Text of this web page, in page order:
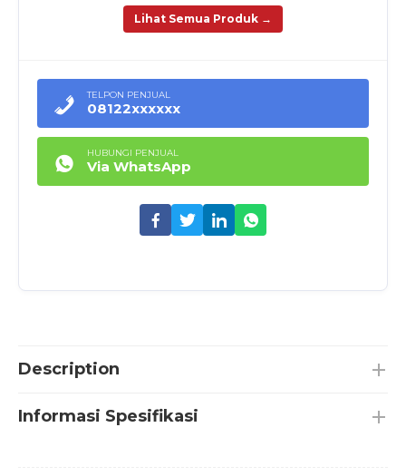
Lihat Semua Produk →
TELPON PENJUAL
08122xxxxxx
HUBUNGI PENJUAL
Via WhatsApp
Description
Informasi Spesifikasi